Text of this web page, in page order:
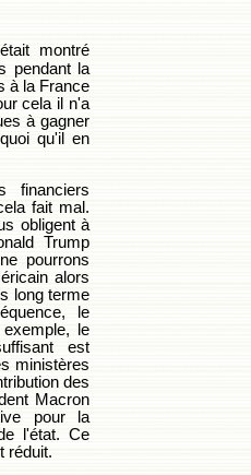
montré
pendant la
à la France
cela il n'a
à gagner
qu'il en
financiers
fait mal.
obligent à
Trump
pourrons
alors
long terme
le
le
est
ministères
des
Macron
pour la
l'état. Ce
réduit.